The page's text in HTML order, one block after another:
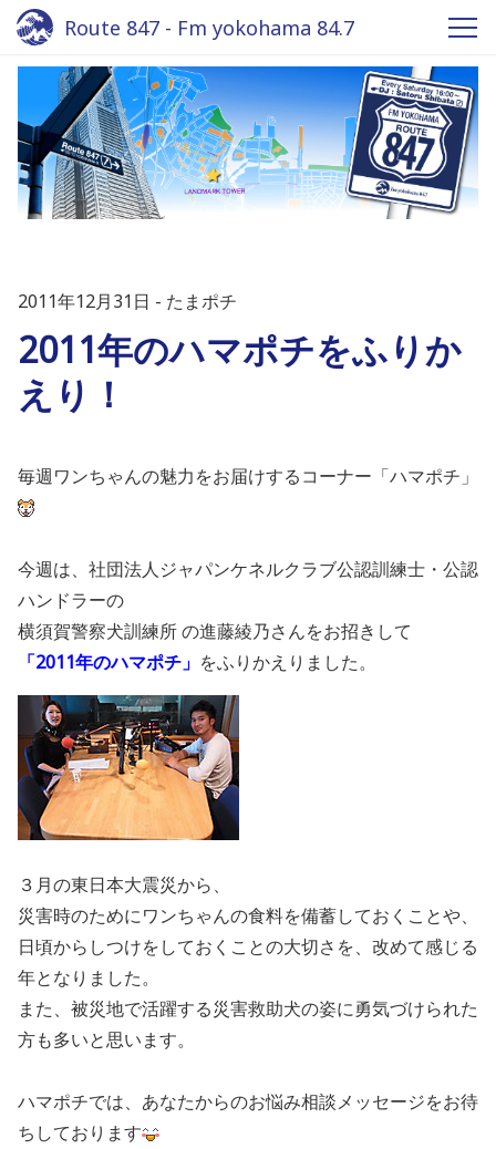
Route 847 - Fm yokohama 84.7
2011年12月31日 たまポチ
2011年のハマポチをふりか
えり！
毎週ワンちゃんの魅力をお届けするコーナー「ハマポチ」
今週は、社団法人ジャパンケネルクラブ公認訓練士・公認
ハンドラーの
横須賀警察犬訓練所 の進藤綾乃さんをお招きして
「2011年のハマポチ」 をふりかえりました。
３月の東日本大震災から、
災害時のためにワンちゃんの食料を備蓄しておくことや、
日頃からしつけをしておくことの大切さを、改めて感じる
年となりました。
また、被災地で活躍する災害救助犬の姿に勇気づけられた
方も多いと思います。
ハマポチでは、あなたからのお悩み相談メッセージをお待
ちしております